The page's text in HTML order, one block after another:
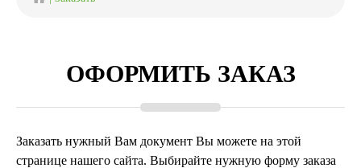
ОФОРМИТЬ ЗАКАЗ
Заказать нужный Вам документ Вы можете на этой
странице нашего сайта. Выбирайте нужную форму заказа